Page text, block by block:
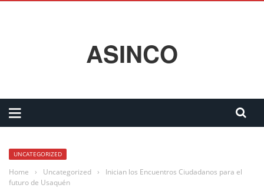
ASINCO
UNCATEGORIZED
Home › Uncategorized ›
Inician los Encuentros Ciudadanos para el
futuro de Usaquén